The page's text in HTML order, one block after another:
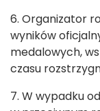
6. Organizator
wyników
medalowych,
czasu
7. W wypadku